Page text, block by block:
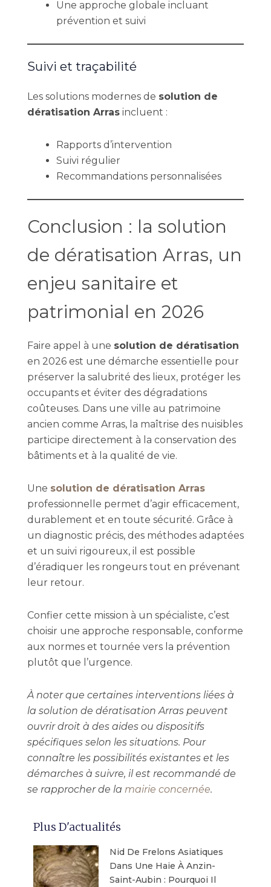
Une approche globale incluant
prévention et suivi
Suivi et traçabilité
Les solutions modernes de solution de
dératisation Arras incluent :
Rapports d’intervention
Suivi régulier
Recommandations personnalisées
Conclusion : la solution
de dératisation Arras, un
enjeu sanitaire et
patrimonial en 2026
Faire appel à une solution de dératisation
en 2026 est une démarche essentielle pour
préserver la salubrité des lieux, protéger les
occupants et éviter des dégradations
coûteuses. Dans une ville au patrimoine
ancien comme Arras, la maîtrise des nuisibles
participe directement à la conservation des
bâtiments et à la qualité de vie.
Une solution de dératisation Arras
professionnelle permet d’agir efficacement,
durablement et en toute sécurité. Grâce à
un diagnostic précis, des méthodes adaptées
et un suivi rigoureux, il est possible
d’éradiquer les rongeurs tout en prévenant
leur retour.
Confier cette mission à un spécialiste, c’est
choisir une approche responsable, conforme
aux normes et tournée vers la prévention
plutôt que l’urgence.
À noter que certaines interventions liées à
la solution de dératisation Arras peuvent
ouvrir droit à des aides ou dispositifs
spécifiques selon les situations. Pour
connaître les possibilités existantes et les
démarches à suivre, il est recommandé de
se rapprocher de la mairie concernée.
Plus D'actualités
Nid De Frelons Asiatiques
Dans Une Haie À Anzin-
Saint-Aubin : Pourquoi Il